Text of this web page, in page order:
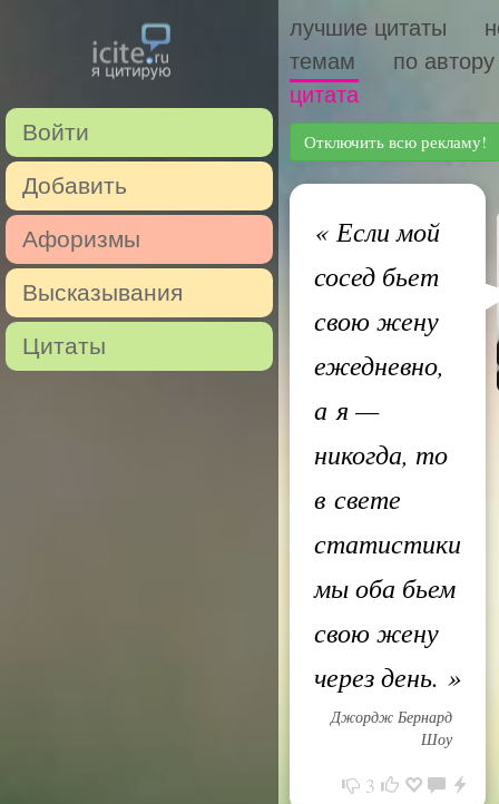
Войти
Добавить
Афоризмы
Высказывания
Цитаты
лучшие цитаты
темам
по автору
цитата
Отключить всю рекламу!
«Если мой
сосед бьет
свою жену
ежедневно,
а я —
никогда, то
в свете
статистики
мы оба бьем
свою жену
через день. »
Джордж Бернард
Шоу
3